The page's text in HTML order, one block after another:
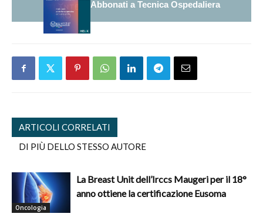
Abbonati a Tecnica Ospedaliera
ARTICOLI CORRELATI
DI PIÙ DELLO STESSO AUTORE
Oncologia
La Breast Unit dell’Irccs Maugeri per il 18°
anno ottiene la certificazione Eusoma